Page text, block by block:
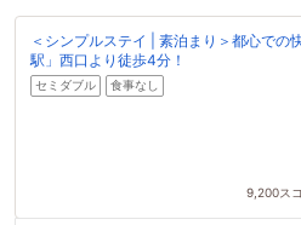
＜シンプルステイ | 素泊まり＞都心での
駅」西口より徒歩4分！
セミダブル 食事なし
9,200ス